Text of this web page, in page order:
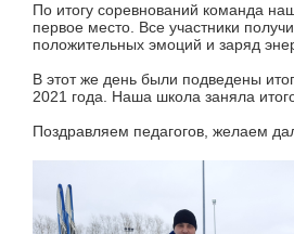
По итогу соревнований команда
первое место. Все участники
положительных эмоций и заряд
В этот же день были подведены
2021 года. Наша школа заняла
Поздравляем педагогов, желаем